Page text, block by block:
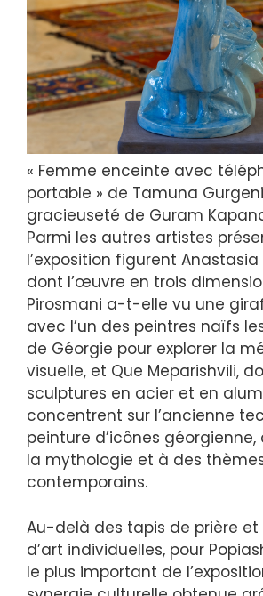
« Femme enceinte avec
portable » de Tamuna
gracieuseté de Guram
Parmi les autres artistes
l’exposition figurent Anastasia
dont l’œuvre en trois
Pirosmani a-t-elle vu une
avec l’un des peintres naïfs
de Géorgie pour explorer la
visuelle, et Que Meparishvili,
sculptures en acier et en
concentrent sur l’ancienne
peinture d’icônes
la mythologie et à des
contemporains.
Au-delà des tapis de prière
d’art individuelles, pour
le plus important de